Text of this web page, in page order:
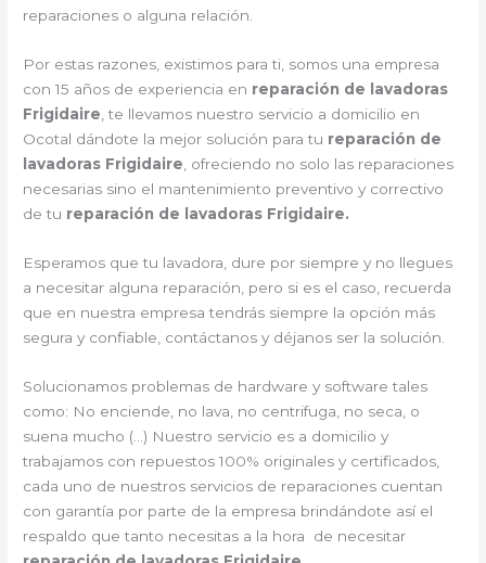
reparaciones o alguna relación.
Por estas razones, existimos para ti, somos una empresa
con 15 años de experiencia en reparación de lavadoras
Frigidaire , te llevamos nuestro servicio a domicilio en
Ocotal dándote la mejor solución para tu reparación de
lavadoras Frigidaire , ofreciendo no solo las reparaciones
necesarias sino el mantenimiento preventivo y correctivo
de tu reparación de lavadoras Frigidaire.
Esperamos que tu lavadora, dure por siempre y no llegues
a necesitar alguna reparación, pero si es el caso, recuerda
que en nuestra empresa tendrás siempre la opción más
segura y confiable, contáctanos y déjanos ser la solución.
Solucionamos problemas de hardware y software tales
como: No enciende, no lava, no centrifuga, no seca, o
suena mucho (…) Nuestro servicio es a domicilio y
trabajamos con repuestos 100% originales y certificados,
cada uno de nuestros servicios de reparaciones cuentan
con garantía por parte de la empresa brindándote así el
respaldo que tanto necesitas a la hora de necesitar